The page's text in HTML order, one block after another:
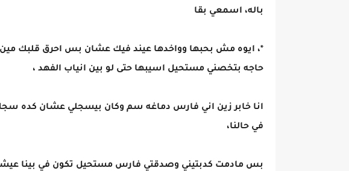
باله، اسمعي بقا
*، ايوه مش بحبها وواخدها عيند فيك عشان بس احرق قلبك مين
حاجه بتخصني مستحيل اسيبها حتى لو بين انياب الفهد ،
انا خابر زين اني فارس دماغه سم وكان بيسجلي عشان كده
في حالنا،
بس مادمت كدبتيني وصدقتي فارس مستحيل تكون في بينا